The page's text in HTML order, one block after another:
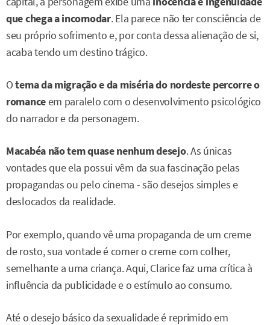
que chega a incomodar. Ela parece não ter consciência de
seu próprio sofrimento e, por conta dessa alienação de si,
acaba tendo um destino trágico.
Otema da migração e da miséria do nordeste percorre o
romanceem paralelo com o desenvolvimento psicológico
do narrador e da personagem.
Macabéa não tem quase nenhum desejo. As únicas
vontades que ela possui vêm da sua fascinação pelas
propagandas ou pelo cinema - são desejos simples e
deslocados da realidade.
Por exemplo, quando vê uma propaganda de um creme
de rosto, sua vontade é comer o creme com colher,
semelhante a uma criança. Aqui, Clarice faz uma crítica à
influência da publicidade e o estímulo ao consumo.
Até o desejo básico da sexualidade é reprimido em